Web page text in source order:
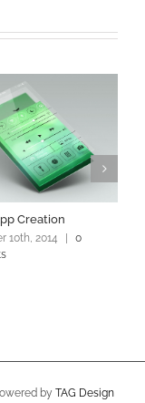
Creation
10th, 2014 |
0
by TAG Design